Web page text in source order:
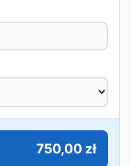
750,00 zł